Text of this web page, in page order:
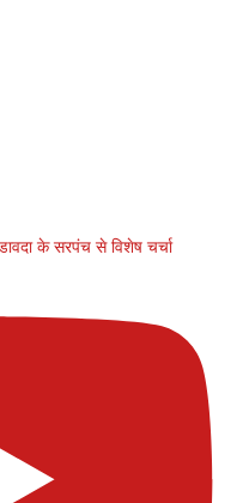
के सरपंच से विशेष चर्चा